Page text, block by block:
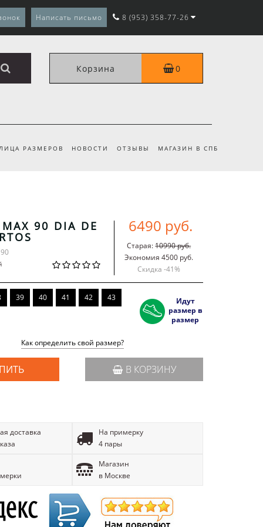
Написать письмо 8 (953) 358-77-26
Корзина 0
РАЗМЕРОВ НОВОСТИ ОТЗЫВЫ МАГАЗИН В СПБ
90 DIA DE 6490 руб.
Старая:10990 руб.
Экономия 4500 руб.
Скидка -41%
39 40 41 42 43
Идут
размер в
размер
Как определить свой размер?
В КОРЗИНУ
доставка
На примерку
4 пары
Магазин
в Москве